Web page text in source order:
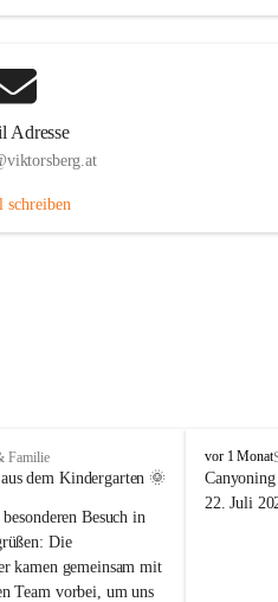
Adresse
schreiben
Familie
dem Kindergarten 🌞
Besuch in
Die
kamen gemeinsam mit
Team vorbei, um uns
V
i
k
vor 1 Monat
22. Juli